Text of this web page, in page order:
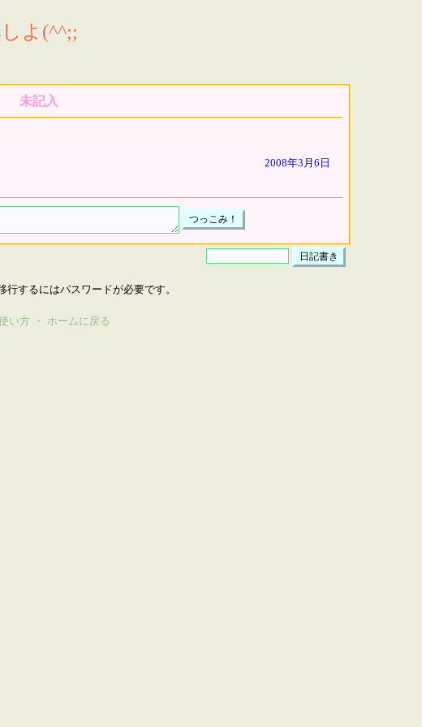
よ(^^;;
未記入
2008年3月6日
するにはパスワードが必要です。
い方 ・ ホームに戻る